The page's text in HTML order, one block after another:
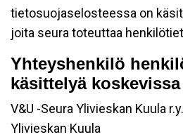
tietosuojaselosteessa on
joita seura toteuttaa
Yhteyshenkilö
käsittelyä
V&U -Seura Ylivieskan Kuula r.y.
Ylivieskan Kuula